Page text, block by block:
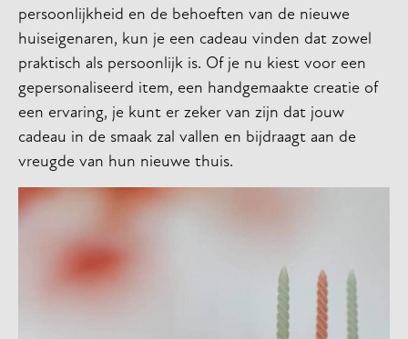
persoonlijkheid en de behoeften van de nieuwe
huiseigenaren, kun je een cadeau vinden dat zowel
praktisch als persoonlijk is. Of je nu kiest voor een
gepersonaliseerd item, een handgemaakte creatie of
een ervaring, je kunt er zeker van zijn dat jouw
cadeau in de smaak zal vallen en bijdraagt aan de
vreugde van hun nieuwe thuis.